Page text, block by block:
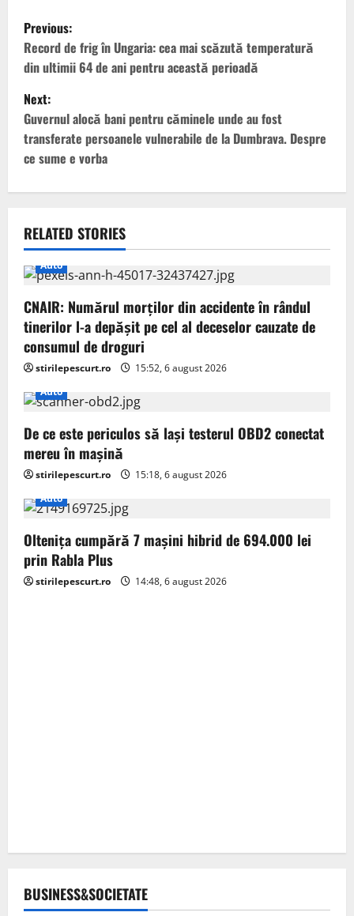
P
o
s
t
n
a
v
i
g
a
t
i
o
n
Previous:
Record de frig în Ungaria: cea mai scăzută temperatură
din ultimii 64 de ani pentru această perioadă
Next:
Guvernul alocă bani pentru căminele unde au fost
transferate persoanele vulnerabile de la Dumbrava. Despre
ce sume e vorba
RELATED STORIES
Auto
CNAIR: Numărul morților din accidente în rândul
tinerilor l-a depășit pe cel al deceselor cauzate de
consumul de droguri
stirilepescurt.ro
15:52, 6 august 2026
Auto
De ce este periculos să lași testerul OBD2 conectat
mereu în mașină
stirilepescurt.ro
15:18, 6 august 2026
Auto
Oltenița cumpără 7 mașini hibrid de 694.000 lei
prin Rabla Plus
stirilepescurt.ro 14:48, 6 august 2026
BUSINESS&SOCIETATE